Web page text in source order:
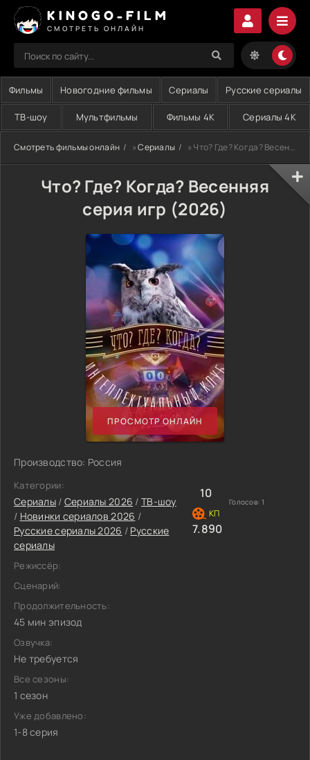
KINOGO-FILM
СМОТРЕТЬ ОНЛАЙН
Фильмы Новогодние фильмы Сериалы Русские сериалы
ТВ-шоу Мультфильмы Фильмы 4K Сериалы 4K
Смотреть фильмы онлайн »Сериалы » Что? Где? Когда? Весенняя серия игр (2026)
Что? Где? Когда? Весенняя
серия игр (2026)
ПРОСМОТР ОНЛАЙН
Производство: Россия
Категории:
Сериалы/ Сериалы 2026 /ТВ-шоу
/ Новинки сериалов 2026 /
Русские сериалы 2026 / Русские
сериалы
Режиссёр:
Сценарий:
Продолжительность:
45 мин эпизод
Озвучка:
Не требуется
Все сезоны:
1 сезон
Уже добавлено:
1-8 серия
10
Голосов: 1
7.890